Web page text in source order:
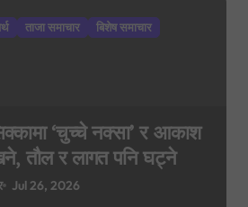
ताजा समाचार बिशेष समाचार
‘चुच्चे नक्सा’ र आकाश
तौल र लागत पनि घट्ने
Jul 26, 2026